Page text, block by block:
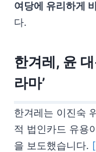
여당에 유리하게
다.
한겨레, 윤
라마’
한겨레는 이진숙
적 법인카드 유용
을 보도했습니다.